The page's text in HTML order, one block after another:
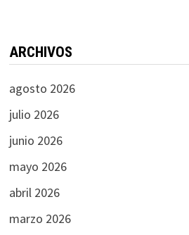
ARCHIVOS
agosto 2026
julio 2026
junio 2026
mayo 2026
abril 2026
marzo 2026